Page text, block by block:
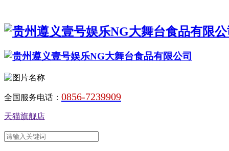
全国服务电话： 0856-7239909
天猫旗舰店